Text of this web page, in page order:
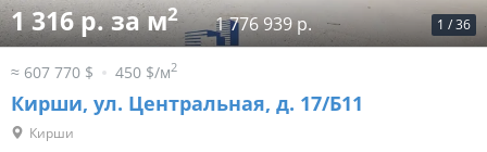
1 /36
1 316 р. за м2 1 776 939 р.
≈ 607 770 $ 450 $/м2
Кирши, ул. Центральная, д. 17/Б11
Кирши